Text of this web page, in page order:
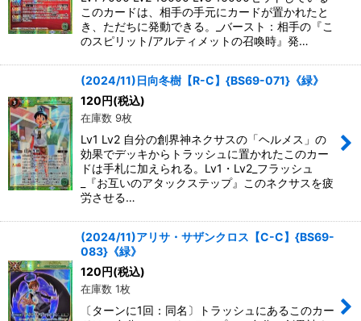
このカードは、相手の手元にカードが置かれたと
き、ただちに発動できる。_バースト：相手の『こ
のスピリット/アルティメットの召喚時』発…
(2024/11)日向冬樹【R-C】{BS69-071}《緑》
120 円(税込)
在庫数 9枚
Lv1 Lv2 自分の創界神ネクサスの「ヘルメス」の
効果でデッキからトラッシュに置かれたこのカー
ドは手札に加えられる。Lv1・Lv2_フラッシュ
_『お互いのアタックステップ』このネクサスを疲
労させる…
(2024/11)アリサ・サザンクロス【C-C】{BS69-
083}《緑》
120 円(税込)
在庫数 1枚
〔ターンに1回：同名〕トラッシュにあるこのカー